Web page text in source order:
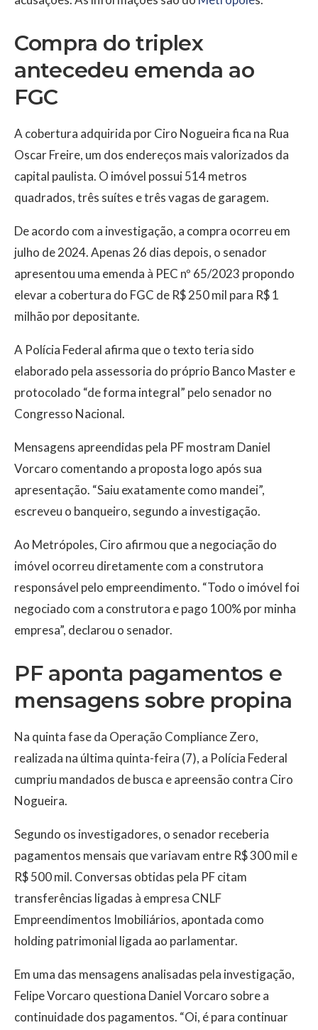
Compra do triplex
antecedeu emenda ao
FGC
A cobertura adquirida por Ciro Nogueira fica na Rua
Oscar Freire, um dos endereços mais valorizados da
capital paulista. O imóvel possui 514 metros
quadrados, três suítes e três vagas de garagem.
De acordo com a investigação, a compra ocorreu em
julho de 2024. Apenas 26 dias depois, o senador
apresentou uma emenda à PEC nº 65/2023 propondo
elevar a cobertura do FGC de R$ 250 mil para R$ 1
milhão por depositante.
A Polícia Federal afirma que o texto teria sido
elaborado pela assessoria do próprio Banco Master e
protocolado “de forma integral” pelo senador no
Congresso Nacional.
Mensagens apreendidas pela PF mostram Daniel
Vorcaro comentando a proposta logo após sua
apresentação. “Saiu exatamente como mandei”,
escreveu o banqueiro, segundo a investigação.
Ao Metrópoles, Ciro afirmou que a negociação do
imóvel ocorreu diretamente com a construtora
responsável pelo empreendimento. “Todo o imóvel foi
negociado com a construtora e pago 100% por minha
empresa”, declarou o senador.
PF aponta pagamentos e
mensagens sobre propina
Na quinta fase da Operação Compliance Zero,
realizada na última quinta-feira (7), a Polícia Federal
cumpriu mandados de busca e apreensão contra Ciro
Nogueira.
Segundo os investigadores, o senador receberia
pagamentos mensais que variavam entre R$ 300 mil e
R$ 500 mil. Conversas obtidas pela PF citam
transferências ligadas à empresa CNLF
Empreendimentos Imobiliários, apontada como
holding patrimonial ligada ao parlamentar.
Em uma das mensagens analisadas pela investigação,
Felipe Vorcaro questiona Daniel Vorcaro sobre a
continuidade dos pagamentos. “Oi, é para continuar